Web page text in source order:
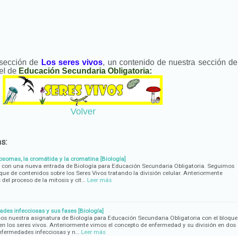
de Los seres vivos, un contenido de nuestra sección de
de Educación Secundaria Obligatoria:
Volver
la cromátida y la cromatina [Biología]
con una nueva entrada de Biología para Educación Secundaria Obligatoria. Seguimos
de contenidos sobre los Seres Vivos tratando la división celular. Anteriormente
proceso de la mitosis y cit…
Leer más
infecciosas y sus fases [Biología]
nuestra asignatura de Biología para Educación Secundaria Obligatoria con el bloque
los seres vivos. Anteriormente vimos el concepto de enfermedad y su división en dos
infecciosas y n…
Leer más